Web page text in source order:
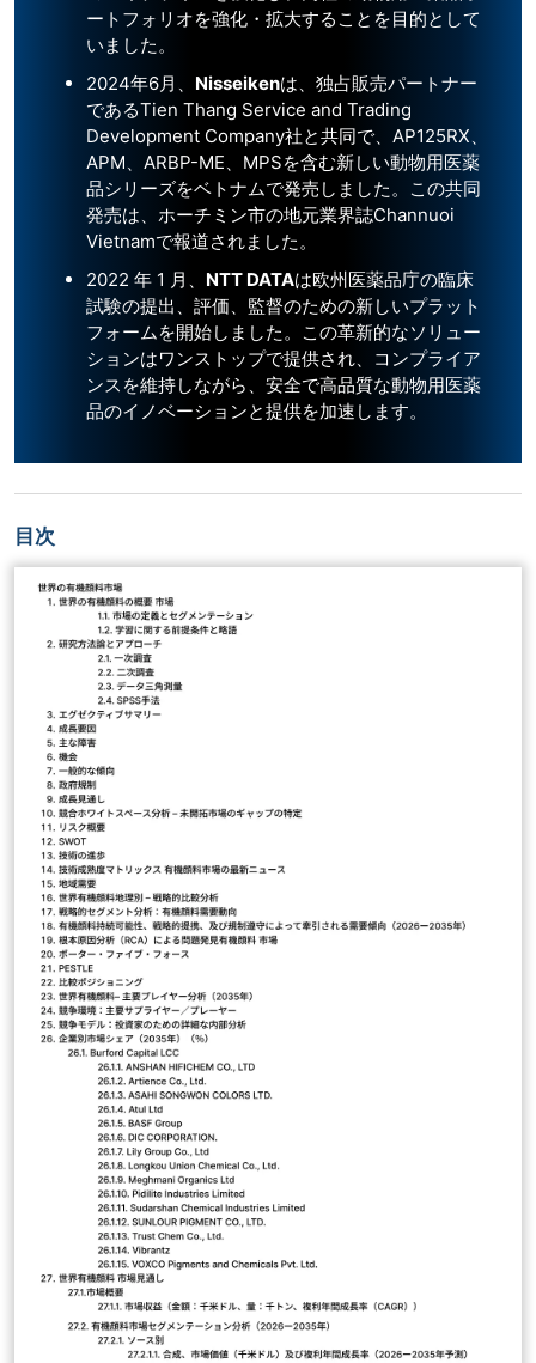
ートフォリオを強化・拡大することを目的として
いました。
2024年6月、 Nisseikenは、独占販売パートナー
であるTien Thang Service and Trading
Development Company社と共同で、AP125RX、
APM、ARBP-ME、MPSを含む新しい動物用医薬
品シリーズをベトナムで発売しました。この共同
発売は、ホーチミン市の地元業界誌Channuoi
Vietnamで報道されました。
2022 年 1 月、 NTT DATAは欧州医薬品庁の臨床
試験の提出、評価、監督のための新しいプラット
フォームを開始しました。この革新的なソリュー
ションはワンストップで提供され、コンプライア
ンスを維持しながら、安全で高品質な動物用医薬
品のイノベーションと提供を加速します。
目次